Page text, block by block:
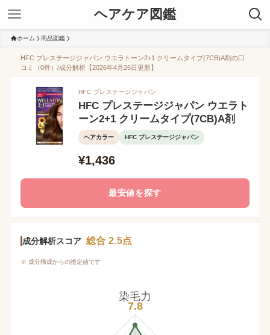
ヘアケア図鑑
ホーム 商品図鑑
HFC プレステージジャパン ウエラトーン2+1 クリームタイプ(7CB)A剤の口
コミ（0件）/成分解析【2026年4月26日更新】
HFC プレステージジャパン
HFC プレステージジャパン ウエラト
ーン2+1 クリームタイプ(7CB)A剤
ヘアカラー HFC プレステージジャパン
¥1,436
最安値を探す
成分解析スコア 総合 2.5点
※ 成分構成からの推定値です
染毛力
7.8